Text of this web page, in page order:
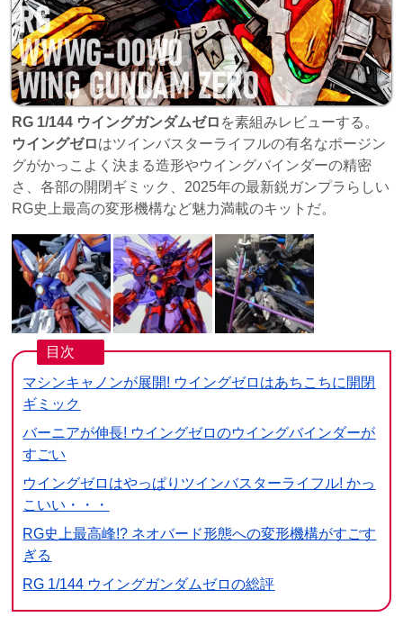
RG 1/144 ウイングガンダムゼロ を素組みレビューする。
ウイングゼロはツインバスターライフルの有名なポージン
グがかっこよく決まる造形やウイングバインダーの精密
さ、各部の開閉ギミック、2025年の最新鋭ガンプラらしい
RG史上最高の変形機構など魅力満載のキットだ。
目次
マシンキャノンが展開! ウイングゼロはあちこちに開閉
ギミック
バーニアが伸長! ウイングゼロのウイングバインダーが
すごい
ウイングゼロはやっぱりツインバスターライフル! かっ
こいい・・・
RG史上最高峰!? ネオバード形態への変形機構がすごす
ぎる
RG 1/144 ウイングガンダムゼロの総評